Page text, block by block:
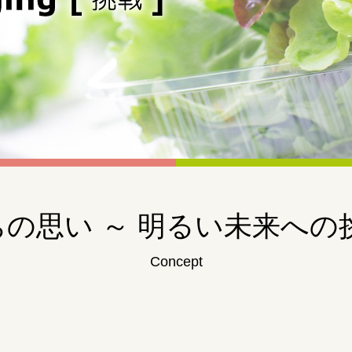
思い ～ 明るい未来への
Concept